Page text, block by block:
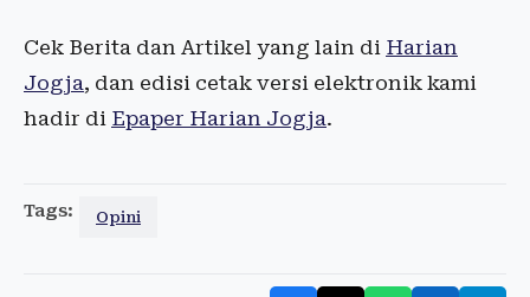
Cek Berita dan Artikel yang lain di Harian
Jogja, dan edisi cetak versi elektronik kami
hadir di Epaper Harian Jogja.
Tags: Opini